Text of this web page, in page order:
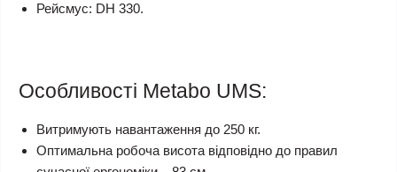
Рейсмус: DH 330.
Особливості Metabo UMS:
Витримують навантаження до 250 кг.
Оптимальна робоча висота відповідно до правил